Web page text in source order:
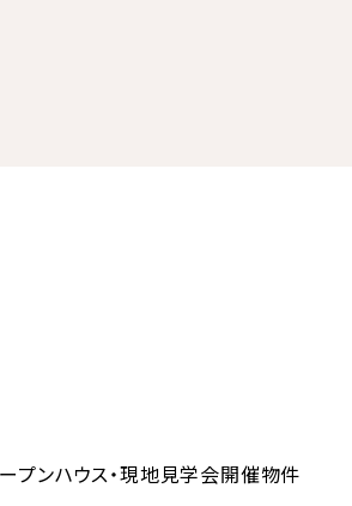
プンハウス・現地見学会開催物件